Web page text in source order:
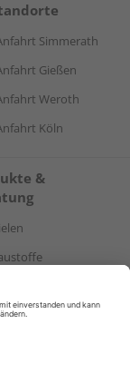
Simmerath
Gießen
Weroth
Köln
&